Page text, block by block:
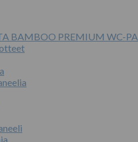
BAMBOO PREMIUM WC-